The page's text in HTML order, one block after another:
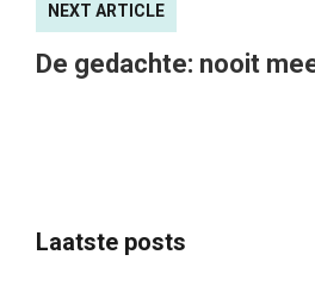
NEXT ARTICLE
De gedachte: nooit
Laatste posts